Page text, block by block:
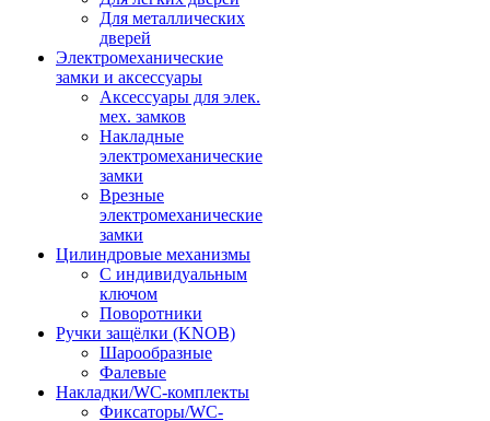
Для металлических
дверей
Электромеханические
замки и аксессуары
Аксессуары для элек.
мех. замков
Накладные
электромеханические
замки
Врезные
электромеханические
замки
Цилиндровые механизмы
С индивидуальным
ключом
Поворотники
Ручки защёлки (KNOB)
Шарообразные
Фалевые
Накладки/WC-комплекты
Фиксаторы/WC-